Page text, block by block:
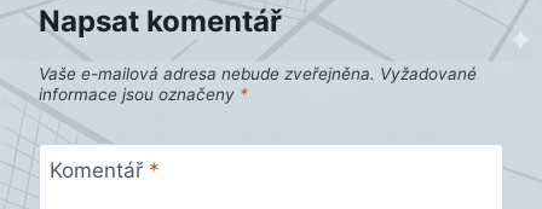
Napsat komentář
Vaše e-mailová adresa nebude zveřejněna. Vyžadované
informace jsou označeny *
Komentář *